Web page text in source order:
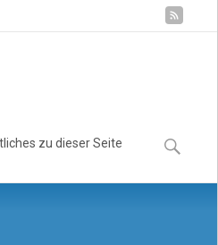
zu dieser Seite
Suchen
nach: